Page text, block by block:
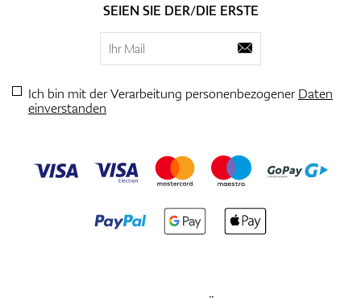
SEIEN SIE DER/DIE ERSTE
Ich bin mit der Verarbeitung personenbezogenerDaten
einverstanden